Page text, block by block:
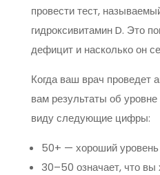
провести тест,
гидроксивитамин D. Это
дефицит и насколько он
Когда ваш врач проведет
вам результаты об
виду следующие цифры:
50+ — хороший уровень
30–50 означает, что вы